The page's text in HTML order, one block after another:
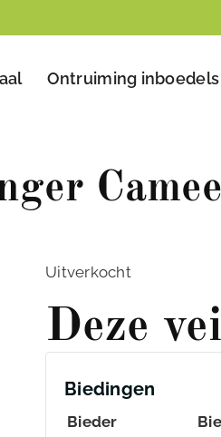
Ontruiming inboedels
Camee
Uitverkocht
Deze
Biedingen
Bieder